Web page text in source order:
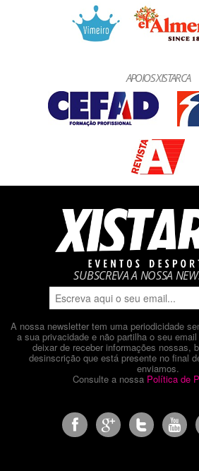
APOIOS XISTARCA
SUBSCREVA A NOSSA
A nossa newsletter tem uma periodicidade
a sua privacidade e não partilha o seu
deixar de receber informações nossas,
desinscrição que está presente no final
enviamos.
Consulte a nossa Política de